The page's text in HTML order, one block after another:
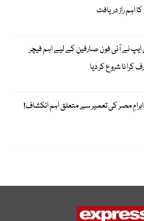
اہم راز دریافت
نے آئی فون صارفین کے لیے اہم فیچر
کرا نا شروع کر دیا
مصر کی تعمیر سے متعلق اہم انکشاف!